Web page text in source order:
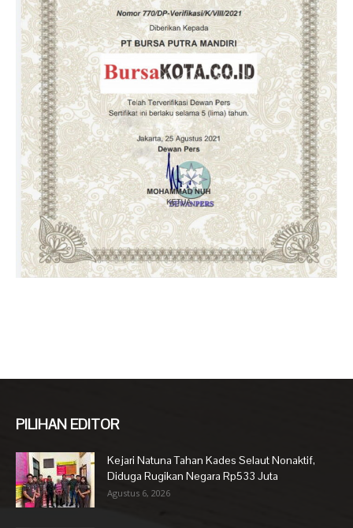
PILIHAN EDITOR
Kejari Natuna Tahan Kades Selaut Nonaktif,
Diduga Rugikan Negara Rp533 Juta
Agustus 6, 2026